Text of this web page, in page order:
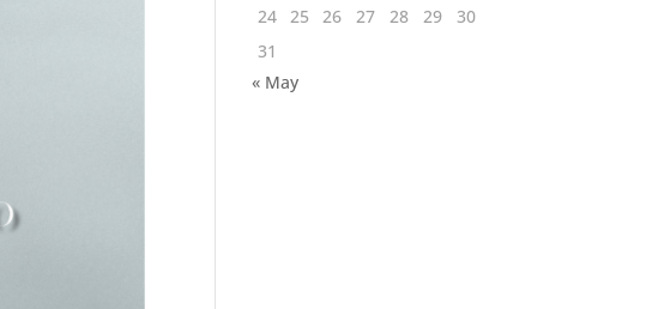
24 25 26 27 28 29
30
31
« May